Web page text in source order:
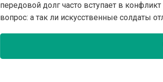
передовой долг часто вступает в
вопрос: а так ли искусственные солдаты